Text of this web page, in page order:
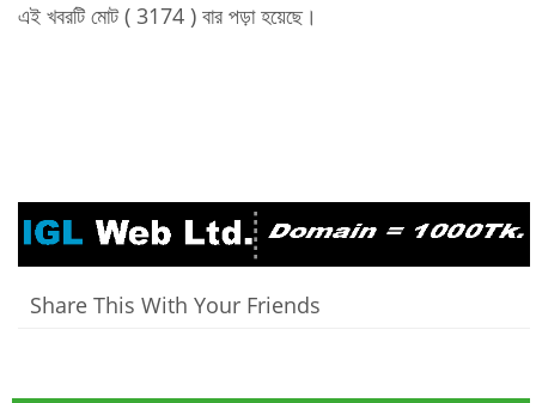
এই খবরটি মোট ( 3174 ) বার পড়া হয়েছে।
Share This With Your Friends